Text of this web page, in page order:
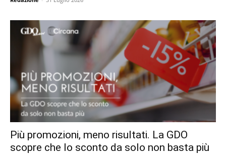
Più promozioni, meno risultati. La GDO
scopre che lo sconto da solo non basta più